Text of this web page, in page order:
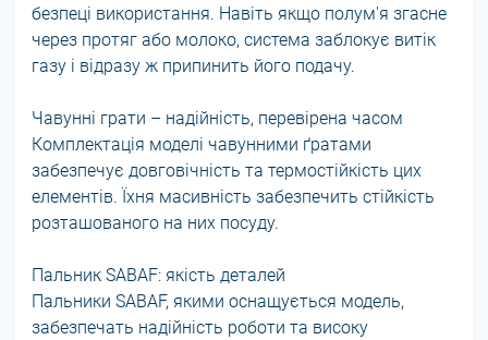
безпеці використання. Навіть якщо полум'я згасне
через протяг або молоко, система заблокує витік
газу і відразу ж припинить його подачу.
Чавунні грати – надійність, перевірена часом
Комплектація моделі чавунними ґратами
забезпечує довговічність та термостійкість цих
елементів. Їхня масивність забезпечить стійкість
розташованого на них посуду.
Пальник SABAF: якість деталей
Пальники SABAF, якими оснащується модель,
забезпечать надійність роботи та високу